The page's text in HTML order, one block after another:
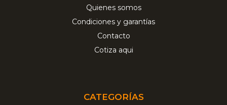
Quienes somos
Condiciones y garantías
Contacto
Cotiza aqui
CATEGORÍAS